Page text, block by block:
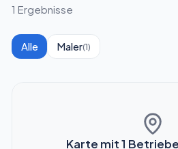
1 Ergebnisse
Alle Maler(1)
Karte mit1